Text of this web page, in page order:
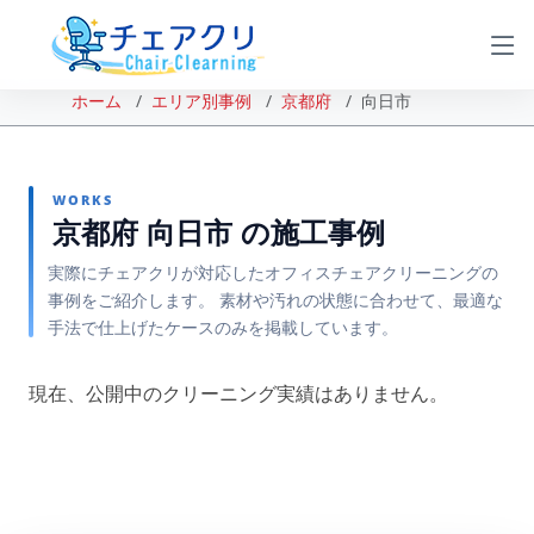
ホーム エリア別事例 京都府 向日市
WORKS
京都府 向日市 の施工事例
実際にチェアクリが対応したオフィスチェアクリーニングの
事例をご紹介します。 素材や汚れの状態に合わせて、最適な
手法で仕上げたケースのみを掲載しています。
現在、公開中のクリーニング実績はありません。